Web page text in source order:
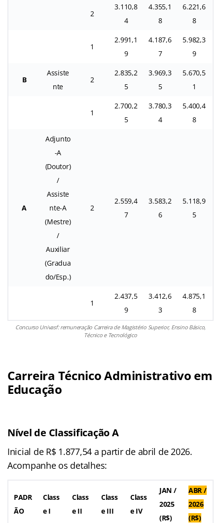
2
3.110,8
4
4.355,1
8
6.221,6
8
1
2.991,1
9
4.187,6
7
5.982,3
9
B
Assiste
nte
2
2.835,2
5
3.969,3
5
5.670,5
1
1
2.700,2
5
3.780,3
4
5.400,4
8
A
Adjunto
-A
(Doutor)
/
Assiste
nte-A
(Mestre)
/
Auxiliar
(Gradua
do/Esp.)
2
2.559,4
7
3.583,2
6
5.118,9
5
1
2.437,5
9
3.412,6
3
4.875,1
8
Concurso Univasf: remuneração Carreira de Magistério Superior, Ensino Básico,
Técnico e Tecnológico
Carreira Técnico Administrativo em
Educação
Nível de Classificação A
Inicial de R$ 1.877,54 a partir de abril de 2026.
Acompanhe os detalhes:
PADR
ÃO
Class
e I
Class
e II
Class
e III
Class
e IV
JAN /
2025
(R$)
ABR /
2026
(R$)